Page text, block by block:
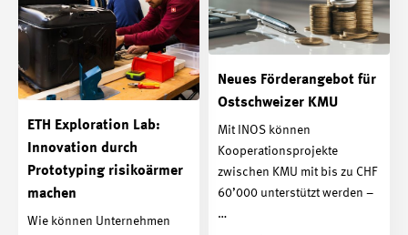
Neues Förderangebot für
Ostschweizer KMU
Mit INOS können
Kooperationsprojekte
zwischen KMU mit bis zu CHF
60’000 unterstützt werden –
…
ETH Exploration Lab:
Innovation durch
Prototyping risikoärmer
machen
Wie können Unternehmen